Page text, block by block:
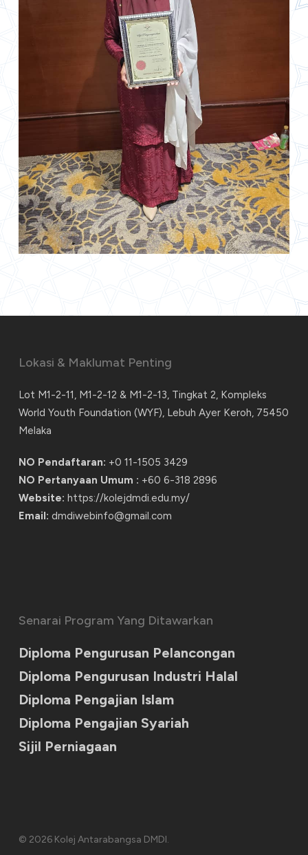
Lokasi & Maklumat Penting
Lot M1-2-11, M1-2-12 & M1-2-13, Tingkat 2, Kompleks
World Youth Foundation (WYF), Lebuh Ayer Keroh, 75450
Melaka
NO Pendaftaran: +0 11-1505 3429
NO Pertanyaan Umum : +60 6-318 2896
Website: https://kolejdmdi.edu.my/
Email: dmdiwebinfo@gmail.com
Senarai Program Yang Ditawarkan
Diploma Pengurusan Pelancongan
Diploma Pengurusan Industri Halal
Diploma Pengajian Islam
Diploma Pengajian Syariah
Sijil Perniagaan
© 2026 Kolej Antarabangsa DMDI.